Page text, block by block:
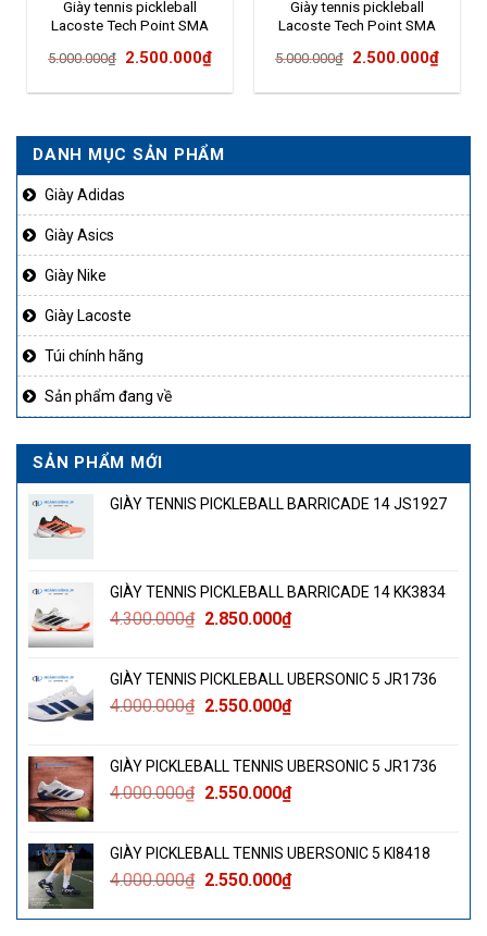
Giày tennis pickleball
Lacoste Tech Point SMA
5.000.000₫ Giá
5.000.000₫.
2.500.000₫Giá
là:
2.500.000₫.
Giày tennis pickleball
Lacoste Tech Point SMA
5.000.000₫ Giá
5.000.000₫.
2.500.000₫Giá
là:
DANH MỤC SẢN PHẨM
Giày Adidas
Giày Asics
Giày Nike
Giày Lacoste
Túi chính hãng
Sản phẩm đang về
SẢN PHẨM MỚI
GIÀY TENNIS PICKLEBALL BARRICADE 14 JS1927
GIÀY TENNIS PICKLEBALL BARRICADE 14 KK3834
4.300.000₫ Giá
4.300.000₫.
2.850.000₫Giá
là:
2.850.000₫.
GIÀY TENNIS PICKLEBALL UBERSONIC 5 JR1736
4.000.000₫ Giá
4.000.000₫.
2.550.000₫Giá
là:
2.550.000₫.
GIÀY PICKLEBALL TENNIS UBERSONIC 5 JR1736
4.000.000₫ Giá
4.000.000₫.
2.550.000₫Giá
là:
2.550.000₫.
GIÀY PICKLEBALL TENNIS UBERSONIC 5 KI8418
4.000.000₫ Giá
là:
2.550.000₫Giá
tại